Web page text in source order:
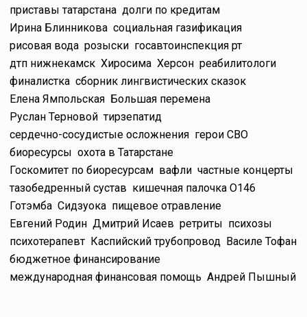
приставы татарстана долги по кредитам
Ирина Блинникова социальная газификация
рисовая вода розыски госавтоинспекция рт
дтп нижнекамск Хиросима Херсон реабилитологи
финалистка сборник лингвистических сказок
Елена Ямпольская Большая перемена
Руслан Терновой тирзепатид
сердечно-сосудистые осложнения герои СВО
биоресурсы охота в Татарстане
Госкомитет по биоресурсам вафли частные концерты
тазобедренный сустав кишечная палочка O146
Готэмба Сидзуока пищевое отравление
Евгений Родин Дмитрий Исаев ретриты психозы
психотерапевт Каспийский трубопровод Василе Тофан
бюджетное финансирование
международная финансовая помощь Андрей Пышный